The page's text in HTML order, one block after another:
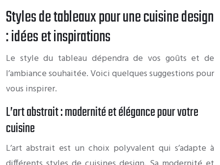
Styles de tableaux pour une cuisine design
: idées et inspirations
Le style du tableau dépendra de vos goûts et de
l’ambiance souhaitée. Voici quelques suggestions pour
vous inspirer.
L’art abstrait : modernité et élégance pour votre
cuisine
L’art abstrait est un choix polyvalent qui s’adapte à